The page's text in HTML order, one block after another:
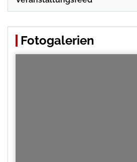
Fotogalerien